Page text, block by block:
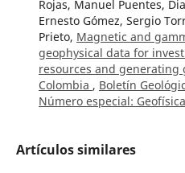
Rojas, Manuel Puentes,
Ernesto Gómez, Sergio
Prieto, Magnetic and
geophysical data for
resources and generating
Colombia , Boletín
Número especial:
Artículos similares